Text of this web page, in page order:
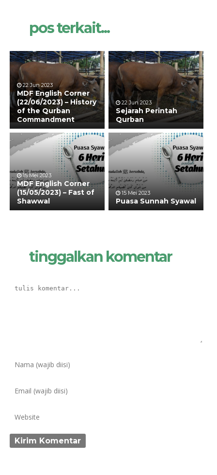
pos terkait...
22 Jun 2023
MDF English Corner
(22/06/2023) – History
of the Qurban
Commandment
22 Jun 2023
Sejarah Perintah
Qurban
15 Mei 2023
MDF English Corner
(15/05/2023) – Fast of
Shawwal
15 Mei 2023
Puasa Sunnah Syawal
tinggalkan komentar